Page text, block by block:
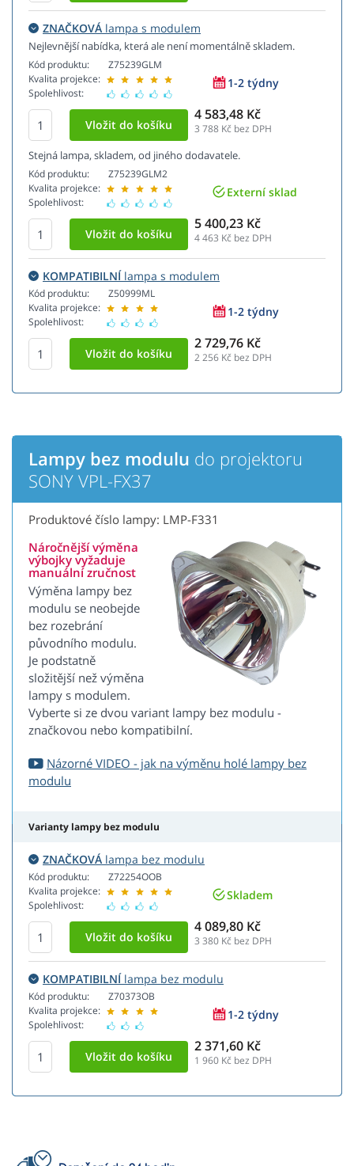
ZNAČKOVÁ lampa s modulem
Nejlevnější nabídka, která ale není momentálně skladem.
Kód produktu:
Kvalita projekce:
Spolehlivost:
Z75239GLM
1-2 týdny
4 583,48 Kč
3 788 Kč bez DPH
Stejná lampa, skladem, od jiného dodavatele.
Kód produktu:
Kvalita projekce:
Spolehlivost:
Z75239GLM2
Externí sklad
5 400,23 Kč
4 463 Kč bez DPH
KOMPATIBILNÍlampa s modulem
Kód produktu:
Kvalita projekce:
Spolehlivost:
Z50999ML
1-2 týdny
2 729,76 Kč
2 256 Kč bez DPH
Lampy bez modulu do projektoru
SONY VPL-FX37
Produktové číslo lampy: LMP-F331
Náročnější výměna
výbojky vyžaduje
manuální zručnost
Výměna lampy bez
modulu se neobejde
bez rozebrání
původního modulu.
Je podstatně
složitější než výměna
lampy s modulem.
Vyberte si ze dvou variant lampy bez modulu -
značkovou nebo kompatibilní.
Názorné VIDEO - jak na výměnu holé lampy bez
modulu
Varianty lampy bez modulu
ZNAČKOVÁ lampa bez modulu
Kód produktu:
Kvalita projekce:
Spolehlivost:
Z72254OOB
Skladem
4 089,80 Kč
3 380 Kč bez DPH
KOMPATIBILNÍlampa bez modulu
Kód produktu:
Kvalita projekce:
Spolehlivost:
Z70373OB
1-2 týdny
2 371,60 Kč
1 960 Kč bez DPH